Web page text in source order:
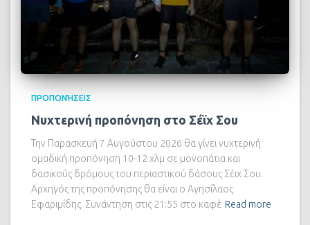
ΠΡΟΠΟΝΉΣΕΙΣ
Νυχτερινή προπόνηση στο Σέϊχ Σου
Την Παρασκευή 7 Αυγούστου 2026 θα γίνει νυχτερινή
ομαδική προπόνηση 10-12 χλμ σε μονοπάτια και
δασικούς δρόμους του περιαστικού δάσους Σέιχ Σου.
Αρχηγός της προπόνησης θα είναι ο Αγησίλαος
Εφαριμίδης. Συνάντηση στις 21:55 στο καφέ Read more